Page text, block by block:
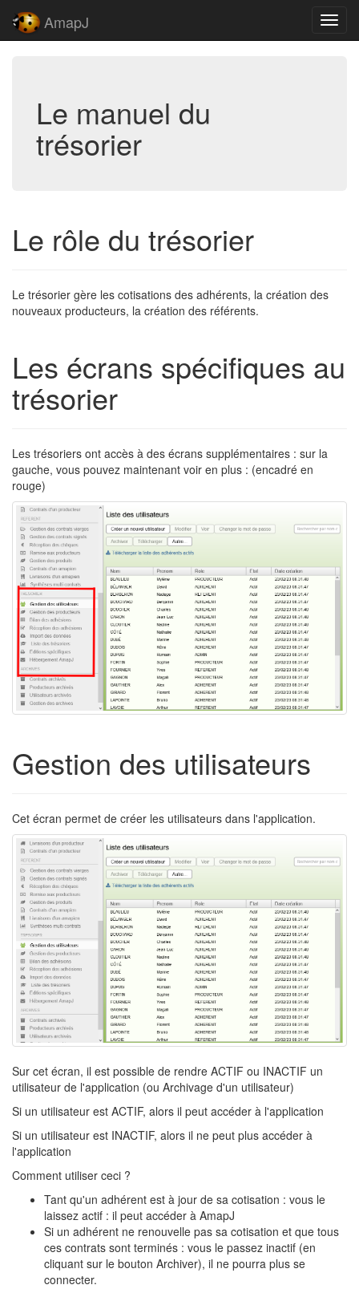
AmapJ
Le manuel du
trésorier
Le rôle du trésorier
Le trésorier gère les cotisations des adhérents, la création des
nouveaux producteurs, la création des référents.
Les écrans spécifiques au
trésorier
Les trésoriers ont accès à des écrans supplémentaires : sur la
gauche, vous pouvez maintenant voir en plus : (encadré en
rouge)
Gestion des utilisateurs
Cet écran permet de créer les utilisateurs dans l'application.
Sur cet écran, il est possible de rendre ACTIF ou INACTIF un
utilisateur de l'application (ou Archivage d'un utilisateur)
Si un utilisateur est ACTIF, alors il peut accéder à l'application
Si un utilisateur est INACTIF, alors il ne peut plus accéder à
l'application
Comment utiliser ceci ?
Tant qu'un adhérent est à jour de sa cotisation : vous le
laissez actif : il peut accéder à AmapJ
Si un adhérent ne renouvelle pas sa cotisation et que tous
ces contrats sont terminés : vous le passez inactif (en
cliquant sur le bouton Archiver), il ne pourra plus se
connecter.